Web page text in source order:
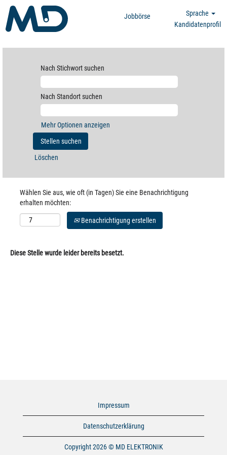
Jobbörse
Sprache
Kandidatenprofil
Nach Stichwort suchen
Nach Standort suchen
Mehr Optionen anzeigen
Löschen
Wählen Sie aus, wie oft (in Tagen) Sie eine Benachrichtigung
erhalten möchten:
Benachrichtigung erstellen
Diese Stelle wurde leider bereits besetzt.
Impressum
Datenschutzerklärung
Copyright 2026 © MD ELEKTRONIK